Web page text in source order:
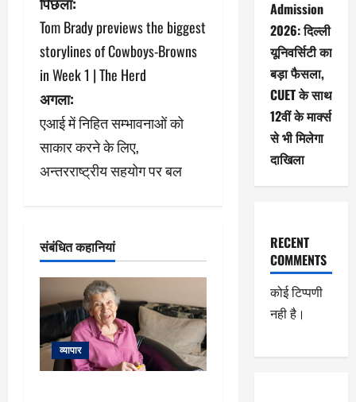
स्ट
ने
वि
गे
श
Tom Brady previews the biggest
storylines of Cowboys-Browns
in Week 1 | The Herd
अगला:
एआई में निहित सम्भावनाओं को
साकार करने के लिए,
अन्तरराष्ट्रीय सहयोग पर बल
संबंधित कहानियां
व्यापार
Admission
2026: दिल्ली
यूनिवर्सिटी का
बड़ा फैसला,
CUET के साथ
12वीं के मार्क्स
से भी मिलेगा
दाखिला
RECENT
COMMENTS
कोई टिप्पणी
नही है।